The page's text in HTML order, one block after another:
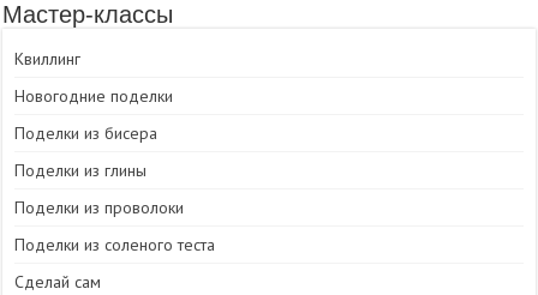
Мастер-классы
Квиллинг
Новогодние поделки
Поделки из бисера
Поделки из глины
Поделки из проволоки
Поделки из соленого теста
Сделай сам